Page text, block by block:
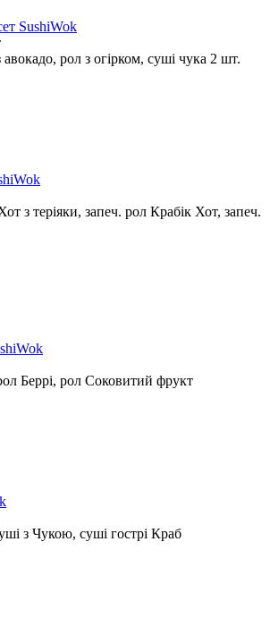
рол з огірком, суші чука 2 шт.
з теріяки, запеч. рол Крабік Хот, запеч.
Беррі, рол Соковитий фрукт
з Чукою, суші гострі Краб